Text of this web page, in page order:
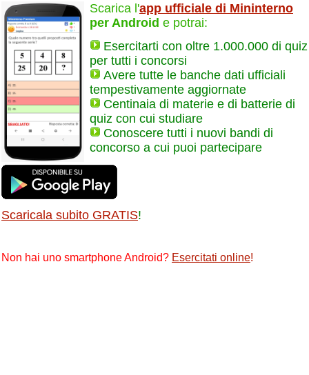
Scarica l'app ufficiale di Mininterno
per Android e potrai:
Esercitarti con oltre 1.000.000 di quiz
per tutti i concorsi
Avere tutte le banche dati ufficiali
tempestivamente aggiornate
Centinaia di materie e di batterie di
quiz con cui studiare
Conoscere tutti i nuovi bandi di
concorso a cui puoi partecipare
Scaricala subito GRATIS!
Non hai uno smartphone Android? Esercitati online!